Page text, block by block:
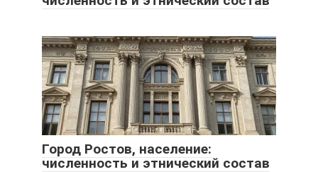
Город Ростов, население:
численность и этнический состав